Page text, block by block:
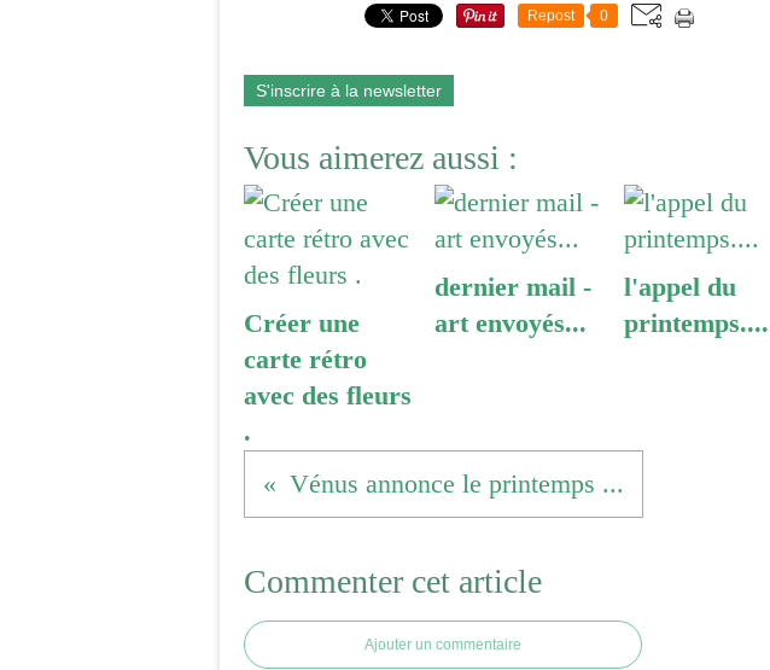
Repost 0
S'inscrire à la newsletter
Vous aimerez aussi :
Créer une
carte rétro
avec des fleurs
.
dernier mail -
art envoyés...
l'appel du
printemps....
Vénus annonce le printemps ...
Commenter cet article
Ajouter un commentaire